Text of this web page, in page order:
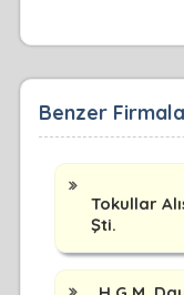
Benzer
Tokullar
Şti.